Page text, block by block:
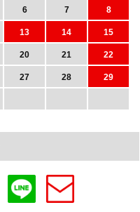
6 7
8
13 14
15
20 21
22
27 28
29